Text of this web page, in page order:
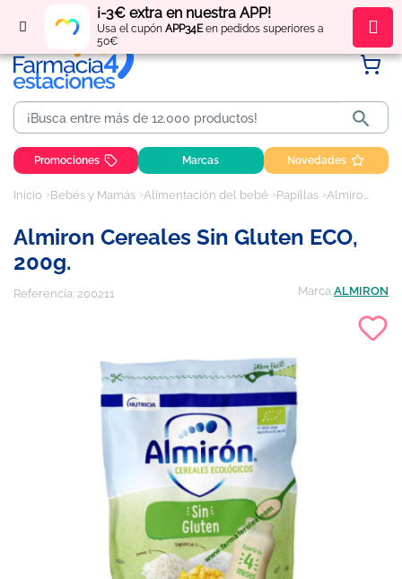
¡-3€ extra en nuestra APP!
Usa el cupón APP34Een pedidos superiores a
50€
Regístratey obténpuntos por tus compras

Promociones Marcas Novedades
Inicio Bebés y Mamás Alimentación del bebé Papillas Almiron Cereales Sin Gluten ECO, 200g.
Almiron Cereales Sin Gluten ECO,
200g.
Referencia: 200211 Marca ALMIRON